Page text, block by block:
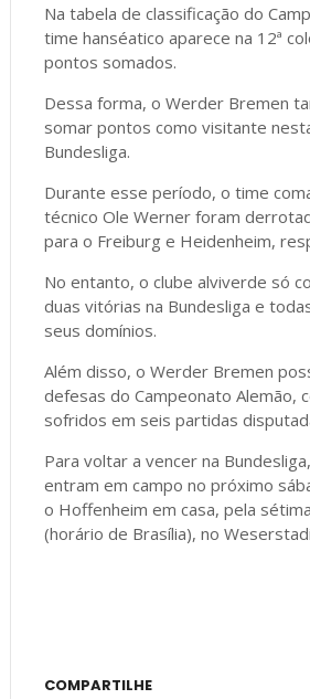
Na tabela de classificação do
time hanséatico aparece na 12ª
pontos somados.
Dessa forma, o Werder Bremen
somar pontos como visitante
Bundesliga.
Durante esse período, o time
técnico Ole Werner foram
para o Freiburg e Heidenheim,
No entanto, o clube alviverde só
duas vitórias na Bundesliga e
seus domínios.
Além disso, o Werder Bremen
defesas do Campeonato Alemão,
sofridos em seis partidas
Para voltar a vencer na
entram em campo no próximo
o Hoffenheim em casa, pela
(horário de Brasília), no
COMPARTILHE